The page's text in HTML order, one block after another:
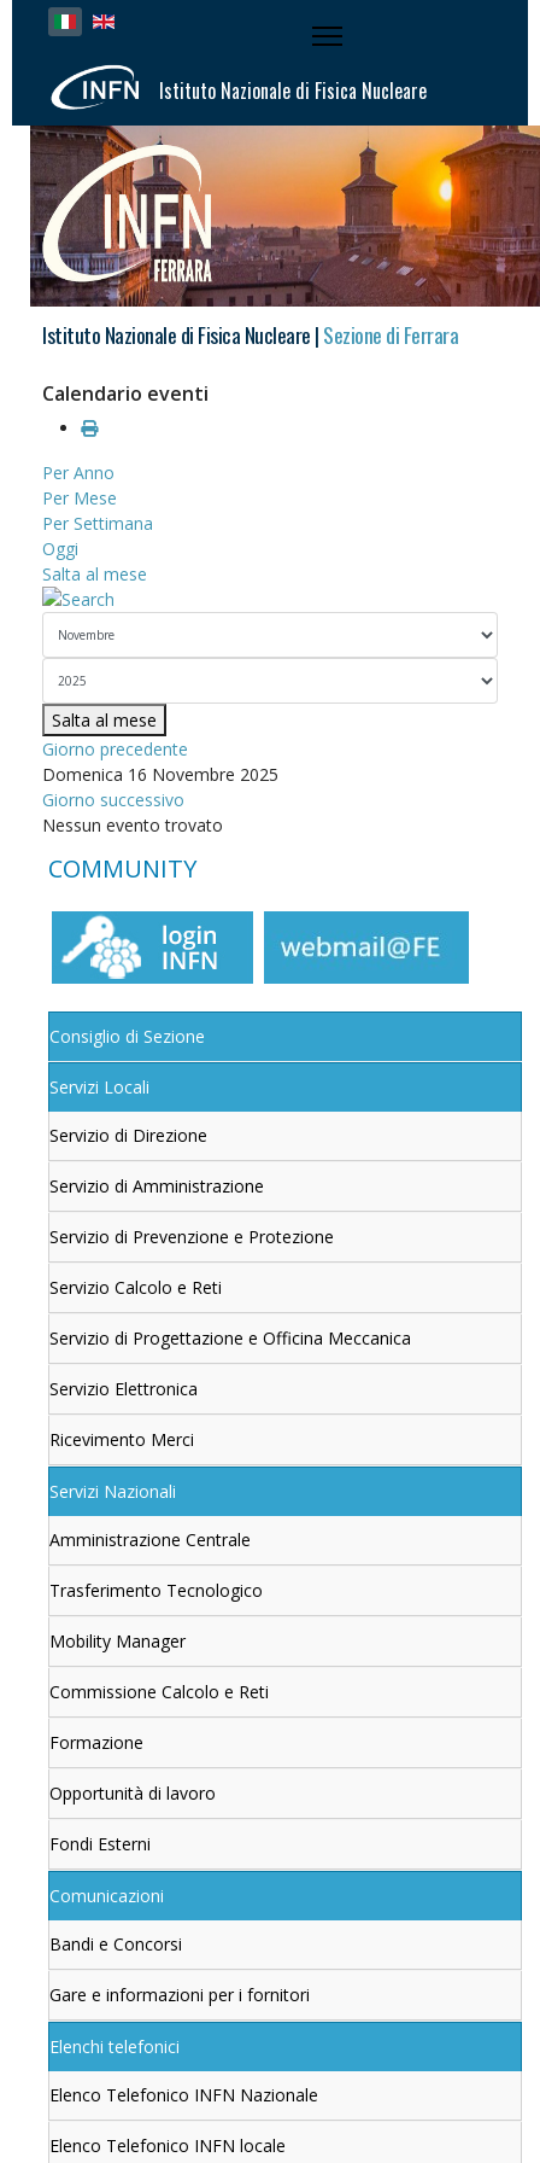
Seleziona la tua lingua
Istituto Nazionale di Fisica Nucleare
Istituto Nazionale di Fisica Nucleare |Sezione di Ferrara
Calendario eventi
Per Anno
Per Mese
Per Settimana
Oggi
Salta al mese
Salta al mese
Giorno precedente
Domenica 16 Novembre 2025
Giorno successivo
Nessun evento trovato
COMMUNITY
Consiglio di Sezione
Servizi Locali
Servizio di Direzione
Servizio di Amministrazione
Servizio di Prevenzione e Protezione
Servizio Calcolo e Reti
Servizio di Progettazione e Officina Meccanica
Servizio Elettronica
Ricevimento Merci
Servizi Nazionali
Amministrazione Centrale
Trasferimento Tecnologico
Mobility Manager
Commissione Calcolo e Reti
Formazione
Opportunità di lavoro
Fondi Esterni
Comunicazioni
Bandi e Concorsi
Gare e informazioni per i fornitori
Elenchi telefonici
Elenco Telefonico INFN Nazionale
Elenco Telefonico INFN locale